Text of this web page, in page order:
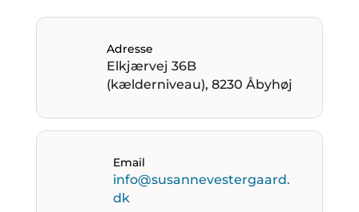
Adresse
Elkjærvej 36B
(kælderniveau), 8230 Åbyhøj
Email
info@susannevestergaard.
dk